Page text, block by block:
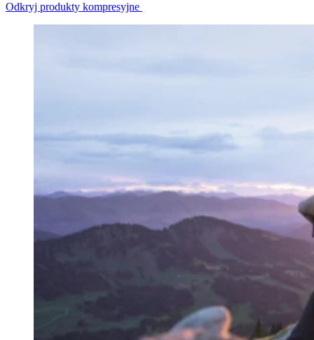
Odkryj produkty kompresyjne